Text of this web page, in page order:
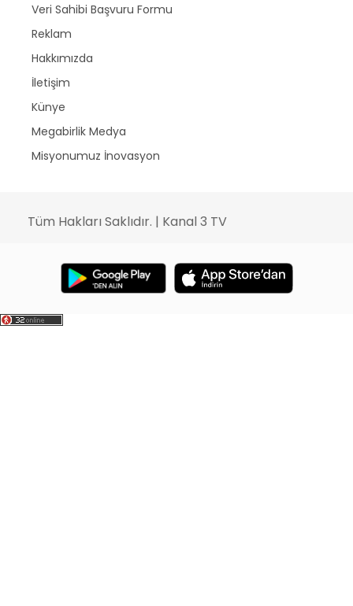
Veri Sahibi Başvuru Formu
Reklam
Hakkımızda
İletişim
Künye
Megabirlik Medya
Misyonumuz İnovasyon
Tüm Hakları Saklıdır. | Kanal 3 TV